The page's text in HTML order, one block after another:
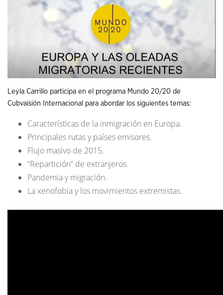
Leyla Carrillo participa en el programa Mundo 20/20 de
Cubvaisión Internacional para abordar los siguientes temas:
Características de la inmigración en Europa.
Principales rutas y países emisores.
Flujo masivo de 2015.
“Repartición” de extranjeros.
Pandemia y migración.
La xenofobia y los movimientos extremistas.